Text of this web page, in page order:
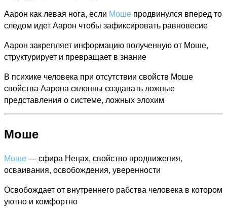
Аарон как левая нога, если Моше продвинулся вперед то
следом идет Аарон чтобы зафиксировать равновесие
Аарон закрепляет информацию полученную от Моше,
структурирует и превращает в знание
В психике человека при отсутствии свойств Моше
свойства Аарона склонны создавать ложные
представления о системе, ложных элохим
Моше
Моше— сфира Нецах, свойство продвижения,
осваивания, освобождения, уверенности
Освобождает от внутреннего рабства человека в котором
уютно и комфортно